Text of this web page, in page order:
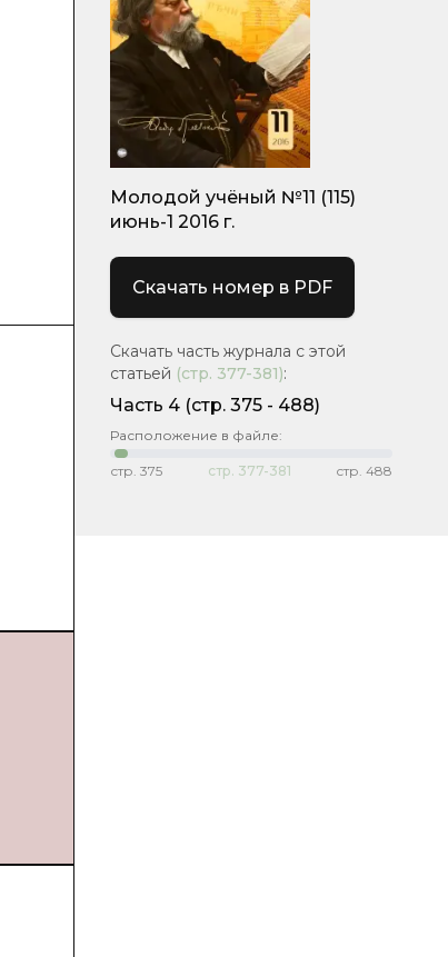
Молодой учёный №11 (115)
июнь-1 2016 г.
Скачать номер в PDF
Скачать часть журнала с этой
статьей (стр. 377-381):
Часть 4 (cтр. 375 - 488)
Расположение в файле:
стр. 375 стр. 377-381 стр. 488